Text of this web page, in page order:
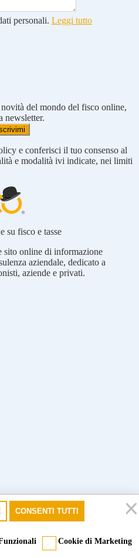
personali. Leggi tutto
del mondo del fisco online,
newsletter.
e conferisci il tuo consenso al
e modalità ivi indicate, nei limiti
su fisco e tasse
sito online di informazione
aziendale, dedicato a
aziende e privati.
CONSENTI TUTTI
Cookie di Marketing